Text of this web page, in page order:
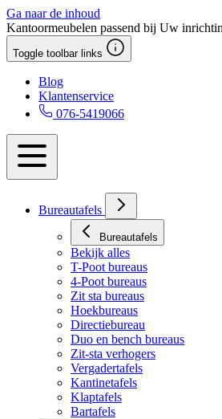
Ga naar de inhoud
Kantoormeubelen passend bij Uw
Toggle toolbar links
Blog
Klantenservice
076-5419066
Bureautafels
Bureautafels
Bekijk alles
T-Poot bureaus
4-Poot bureaus
Zit sta bureaus
Hoekbureaus
Directiebureau
Duo en bench bureaus
Zit-sta verhogers
Vergadertafels
Kantinetafels
Klaptafels
Bartafels